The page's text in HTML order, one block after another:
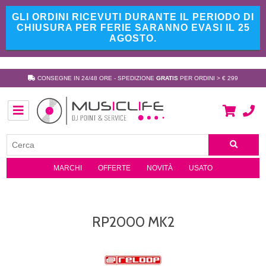
GLI ORDINI RICEVUTI DURANTE IL PERIODO DI
CHIUSURA PER FERIE SARANNO EVASI IL 25
AGOSTO.
CONSEGNE IN 24/48 ORE - SPEDIZIONE GRATIS PER ORDINI > € 299
MARCHI OFFERTE NOVITÀ USATO
RP2000 MK2